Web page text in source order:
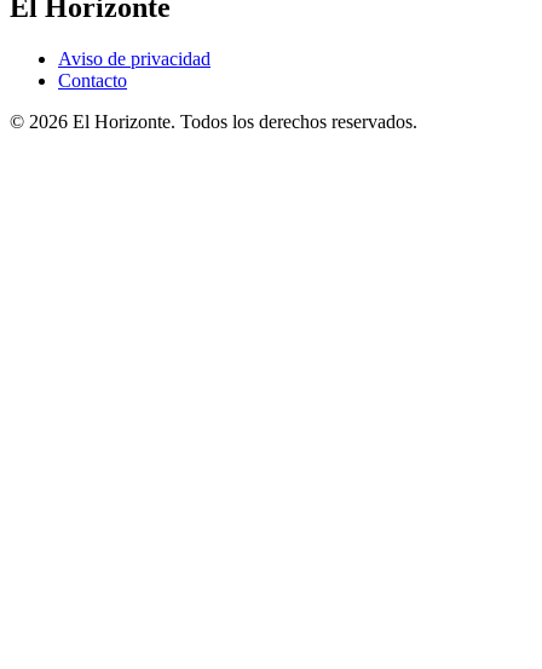
El Horizonte
Aviso de privacidad
Contacto
© 2026 El Horizonte. Todos los derechos reservados.